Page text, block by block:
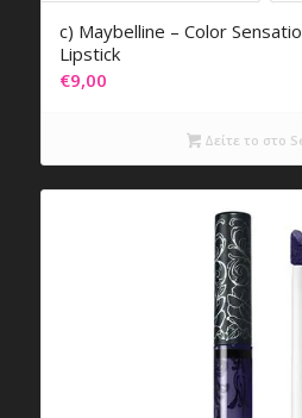
c) Maybelline – Color
Lipstick
€9,00
Δείτε το στο